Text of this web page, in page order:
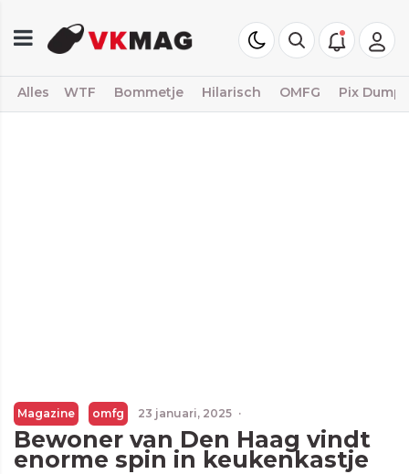
Alles WTF Bommetje Hilarisch OMFG Pix Dump
Magazine omfg 23 januari, 2025 ·
Bewoner van Den Haag vindt
enorme spin in keukenkastje